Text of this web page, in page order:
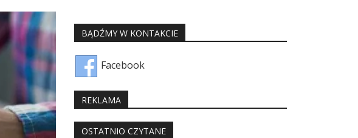
BĄDŹMY W KONTAKCIE
Facebook
REKLAMA
OSTATNIO CZYTANE